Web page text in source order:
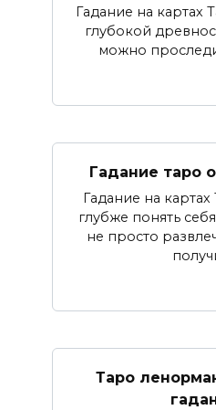
Гадание на картах
глубокой
можно
Гадание таро
Гадание на
глубже понять
не просто
Таро